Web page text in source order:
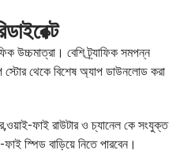
উচ্চমাত্রা। বেশি ট্র্যাফিক সমপন্ন
স্টোর থেকে বিশেষ অ্যাপ ডাউনলোড করা
ফাই রাউটার ও চ্যানেল কে সংযুক্ত
স্পিড বাড়িয়ে নিতে পারবেন।